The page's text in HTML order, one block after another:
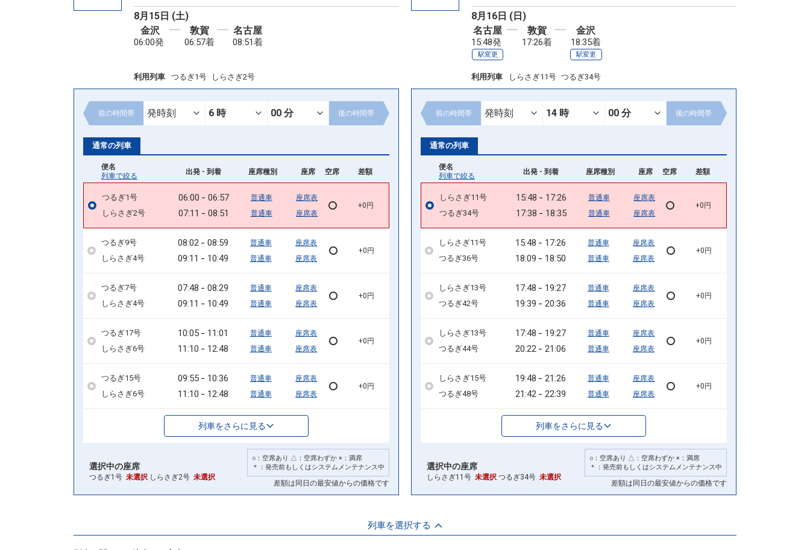
8月15日 (土)
金沢
06:00発
敦賀
06:57着
名古屋
08:51着
利用列車 つるぎ1号 しらさぎ2号
前の時間帯 後の時間帯
通常の列車
便名
列車で絞る
出発 - 到着 座席種別 座席 空席 差額
つるぎ1号 06:00 06:57 普通車 座席表
しらさぎ2号 07:11 08:51 普通車 座席表
+0円
つるぎ9号 08:02 08:59 普通車 座席表
しらさぎ4号 09:11 10:49 普通車 座席表
+0円
つるぎ7号 07:48 08:29 普通車 座席表
しらさぎ4号 09:11 10:49 普通車 座席表
+0円
つるぎ17号 10:05 11:01 普通車 座席表
しらさぎ6号 11:10 12:48 普通車 座席表
+0円
つるぎ15号 09:55 10:36 普通車 座席表
しらさぎ6号 11:10 12:48 普通車 座席表
+0円
列車をさらに見る
○：空席あり △：空席わずか ×：満席
＊：発売前もしくはシステムメンテナンス中
差額は同日の最安値からの価格です
選択中の座席
つるぎ1号 未選択 しらさぎ2号 未選択
8月16日 (日)
名古屋
15:48発
駅変更
敦賀
17:26着
金沢
18:35着
駅変更
利用列車 しらさぎ11号 つるぎ34号
前の時間帯 後の時間帯
通常の列車
便名
列車で絞る
出発 - 到着 座席種別 座席 空席 差額
しらさぎ11号 15:48 17:26 普通車 座席表
つるぎ34号 17:38 18:35 普通車 座席表
+0円
しらさぎ11号 15:48 17:26 普通車 座席表
つるぎ36号 18:09 18:50 普通車 座席表
+0円
しらさぎ13号 17:48 19:27 普通車 座席表
つるぎ42号 19:39 20:36 普通車 座席表
+0円
しらさぎ13号 17:48 19:27 普通車 座席表
つるぎ44号 20:22 21:06 普通車 座席表
+0円
しらさぎ15号 19:48 21:26 普通車 座席表
つるぎ48号 21:42 22:39 普通車 座席表
+0円
列車をさらに見る
○：空席あり △：空席わずか ×：満席
＊：発売前もしくはシステムメンテナンス中
差額は同日の最安値からの価格です
選択中の座席
しらさぎ11号 未選択 つるぎ34号 未選択
列車を選択する